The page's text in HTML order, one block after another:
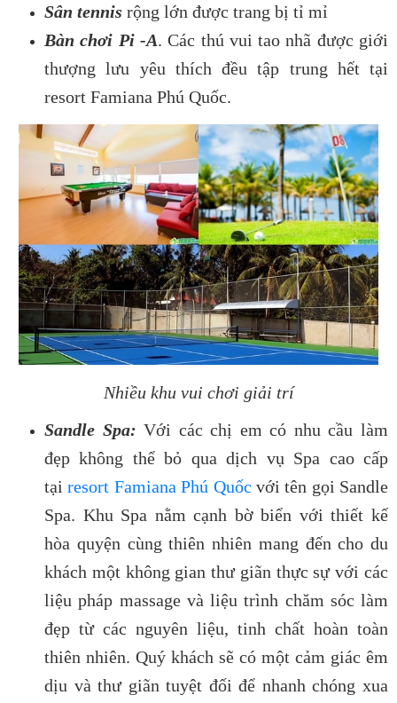
Sân tennis rộng lớn được trang bị tỉ mỉ
Bàn chơi Pi -A. Các thú vui tao nhã được giới
thượng lưu yêu thích đều tập trung hết tại
resort Famiana Phú Quốc.
Nhiều khu vui chơi giải trí
Sandle Spa:Với các chị em có nhu cầu làm
đẹp không thể bỏ qua dịch vụ Spa cao cấp
tại resort Famiana Phú Quốc với tên gọi Sandle
Spa. Khu Spa nằm cạnh bờ biển với thiết kế
hòa quyện cùng thiên nhiên mang đến cho du
khách một không gian thư giãn thực sự với các
liệu pháp massage và liệu trình chăm sóc làm
đẹp từ các nguyên liệu, tinh chất hoàn toàn
thiên nhiên. Quý khách sẽ có một cảm giác êm
dịu và thư giãn tuyệt đối để nhanh chóng xua